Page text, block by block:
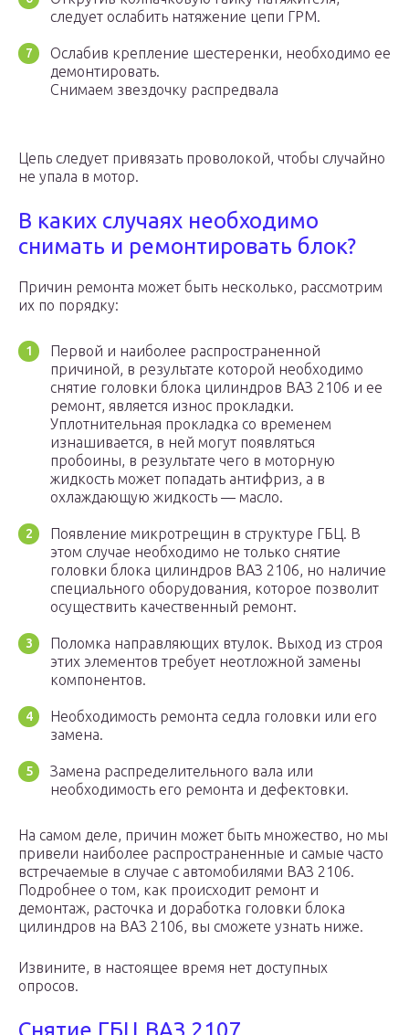
следует ослабить натяжение цепи ГРМ.
Ослабив крепление шестеренки, необходимо ее
демонтировать.
Снимаем звездочку распредвала
Цепь следует привязать проволокой, чтобы случайно
не упала в мотор.
В каких случаях необходимо
снимать и ремонтировать блок?
Причин ремонта может быть несколько, рассмотрим
их по порядку:
Первой и наиболее распространенной
причиной, в результате которой необходимо
снятие головки блока цилиндров ВАЗ 2106 и ее
ремонт, является износ прокладки.
Уплотнительная прокладка со временем
изнашивается, в ней могут появляться
пробоины, в результате чего в моторную
жидкость может попадать антифриз, а в
охлаждающую жидкость — масло.
Появление микротрещин в структуре ГБЦ. В
этом случае необходимо не только снятие
головки блока цилиндров ВАЗ 2106, но наличие
специального оборудования, которое позволит
осуществить качественный ремонт.
Поломка направляющих втулок. Выход из строя
этих элементов требует неотложной замены
компонентов.
Необходимость ремонта седла головки или его
замена.
Замена распределительного вала или
необходимость его ремонта и дефектовки.
На самом деле, причин может быть множество, но мы
привели наиболее распространенные и самые часто
встречаемые в случае с автомобилями ВАЗ 2106.
Подробнее о том, как происходит ремонт и
демонтаж, расточка и доработка головки блока
цилиндров на ВАЗ 2106, вы сможете узнать ниже.
Извините, в настоящее время нет доступных
опросов.